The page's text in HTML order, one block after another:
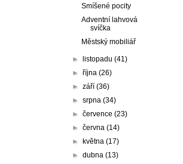
Smíšené pocity
Adventní lahvová
svíčka
Městský mobiliář
► listopadu(41)
►října(26)
►září(36)
►srpna(34)
►července(23)
►června(14)
► května(17)
►dubna(13)